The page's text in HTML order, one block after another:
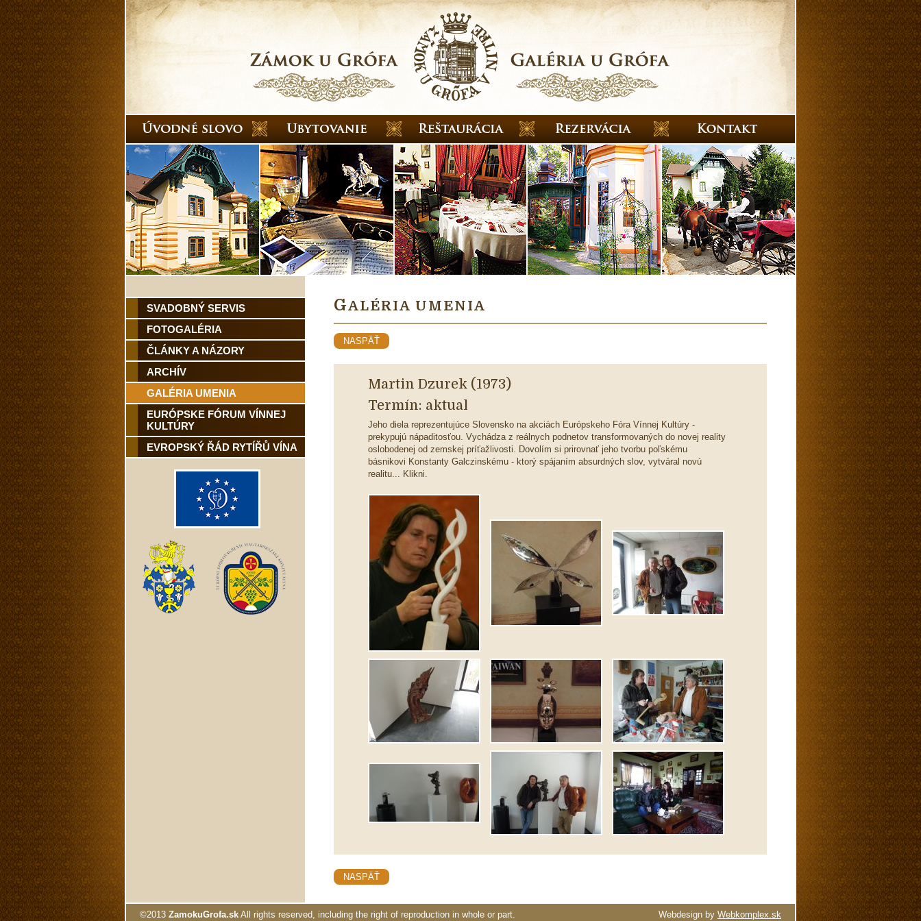
SVADOBNÝ SERVIS
FOTOGALÉRIA
ČLÁNKY A NÁZORY
ARCHÍV
GALÉRIA UMENIA
EURÓPSKE FÓRUM VÍNNEJ
KULTÚRY
EVROPSKÝ ŘÁD RYTÍŘŮ VÍNA
GALÉRIA UMENIA
NASPÄŤ
Martin Dzurek (1973)
Termín: aktual
Jeho diela reprezentujúce Slovensko na akciách Európskeho Fóra Vínnej Kultúry -
prekypujú nápaditosťou. Vychádza z reálnych podnetov transformovaných do novej reality
oslobodenej od zemskej príťažlivosti. Dovolím si prirovnať jeho tvorbu poľskému
básnikovi Konstanty Galczinskému - ktorý spájaním absurdných slov, vytváral novú
realitu... Klikni.
NASPÄŤ
©2013 ZamokuGrofa.sk All rights reserved, including the right of reproduction in whole or part. Webdesign by Webkomplex.sk